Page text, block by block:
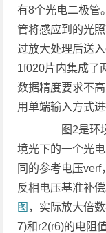
有8个光电二极管
管将感应到的光
过放大处理后送
1f020片内集成了
数据精度要求不
用单端输入方式进
图2是环境
境光下的一个光
同的参考电压
反相电压基准补
图 ，实际放大倍
7)和r2(r6)的电阻